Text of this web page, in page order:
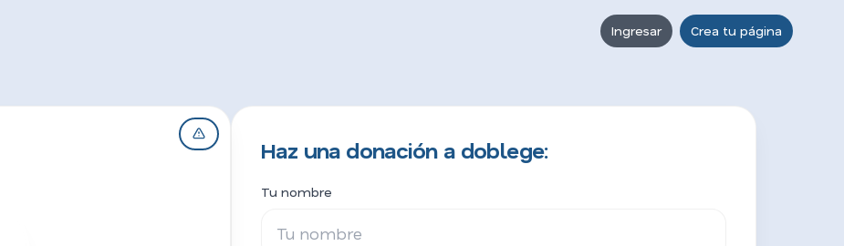
Ingresar Crea tu página
Haz una donación a doblege:
Tu nombre